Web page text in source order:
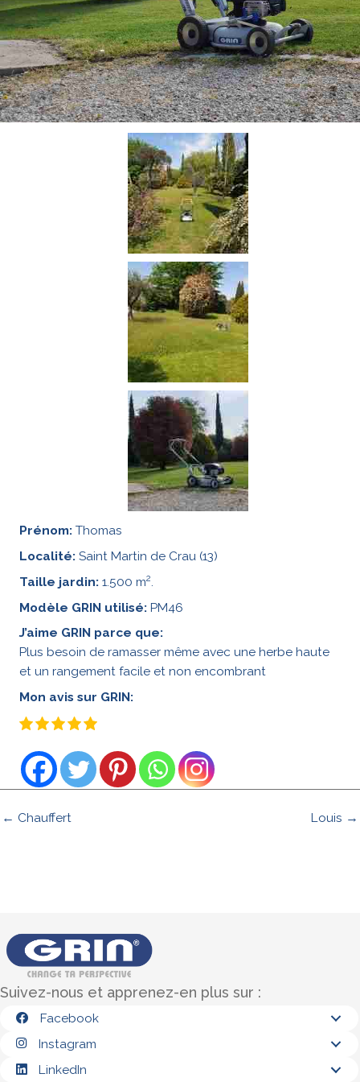
Prénom: Thomas
Localité: Saint Martin de Crau (13)
Taille jardin: 1.500 m2.
Modèle GRIN utilisé: PM46
J’aime GRIN parce que:
Plus besoin de ramasser même avec une herbe haute
et un rangement facile et non encombrant
Mon avis sur GRIN:
← Chauffert Louis →
Suivez-nous et apprenez-en plus sur :
Facebook
Instagram
LinkedIn